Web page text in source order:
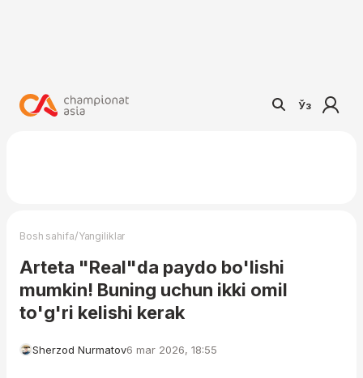
Ўз
Bosh sahifa/Yangiliklar
Arteta "Real"da paydo bo'lishi
mumkin! Buning uchun ikki omil
to'g'ri kelishi kerak
Sherzod Nurmatov6 mar 2026, 18:55